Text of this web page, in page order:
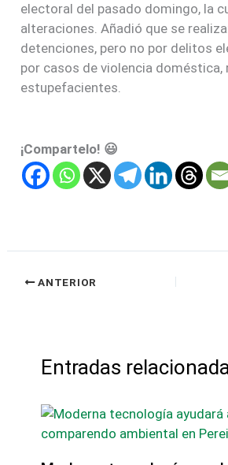
electoral del pasado domingo, la
alteraciones. Añadió que se
detenciones, pero no por delitos
por casos de violencia doméstica,
estupefacientes.
¡Compartelo! 😃
ANTERIOR
Entradas